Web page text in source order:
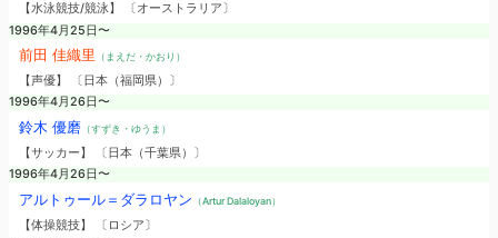
【水泳競技/競泳】 〔オーストラリア〕
1996年4月25日〜
前田 佳織里 （まえだ・かおり）
【声優】 〔日本（福岡県）〕
1996年4月26日〜
鈴木 優磨（すずき・ゆうま）
【サッカー】 〔日本（千葉県）〕
1996年4月26日〜
アルトゥール＝ダラロヤン （Artur Dalaloyan）
【体操競技】 〔ロシア〕